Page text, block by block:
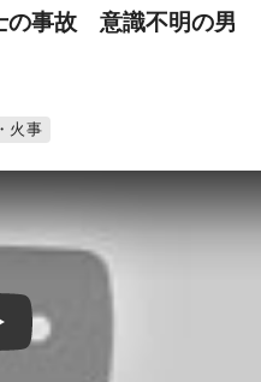
の事故 意識不明の男
火事